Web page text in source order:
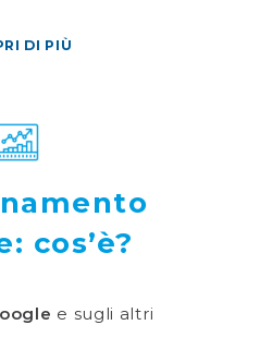
DI PIÙ
cos’è?
e sugli altri